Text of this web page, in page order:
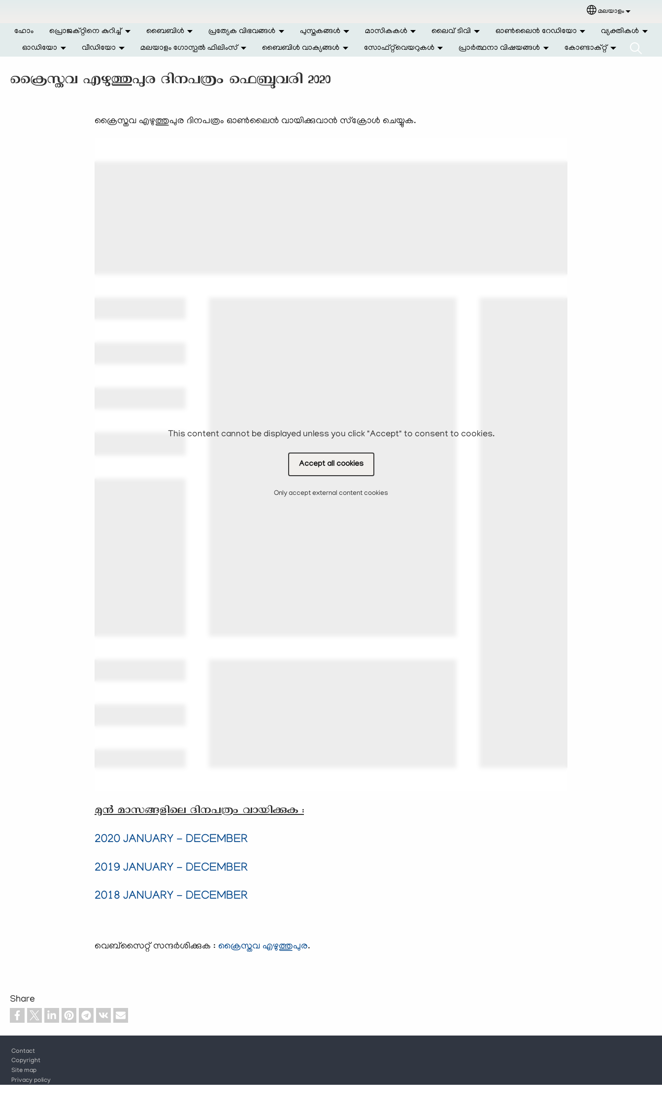
Select your
മലയാളം
ഹോം പ്രൊജക്റ്റിനെ കുറിച്ച് ബൈബിള്‍ പ്രത്യേക വിഭവങ്ങള്‍ പുസ്തകങ്ങള്‍ മാസികകള്‍ ലൈവ് ടിവി ഓണ്‍ലൈന്‍ റേഡിയോ
വ്യക്തികള്‍
ഓഡിയോ
വീഡിയോ മലയാളം ഗോസ്പൽ ഫിലിംസ് ബൈബിള്‍ വാക്യങ്ങള്‍ സോഫ്റ്റ്‌വെയറുകള്‍ പ്രാര്‍ത്ഥനാ വിഷയങ്ങള്‍ കോണ്ടാക്റ്റ്
ക്രൈസ്തവ എഴുത്തുപുര ദിനപത്രം ഫെബ്രുവരി 2020
ക്രൈസ്തവ എഴുത്തുപുര ദിനപത്രം ഓണ്‍ലൈന്‍ വായിക്കുവാന്‍ സ്ക്രോള്‍ ചെയ്യുക.
This content cannot be displayed unless you click "Accept" to consent to cookies.
Accept all cookies
Only accept external content cookies
മുന്‍ മാസങ്ങളിലെ ദിനപത്രം വായിക്കുക :
2020 JANUARY - DECEMBER
2019 JANUARY - DECEMBER
2018 JANUARY - DECEMBER
വെബ്സൈറ്റ് സന്ദര്‍ശിക്കുക : ക്രൈസ്തവ എഴുത്തുപുര.
Share
Contact
Copyright
Site map
Privacy policy